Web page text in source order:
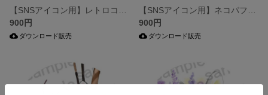
900円
ダウンロード販売
900円
ダウンロード販売